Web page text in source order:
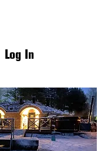
Log In